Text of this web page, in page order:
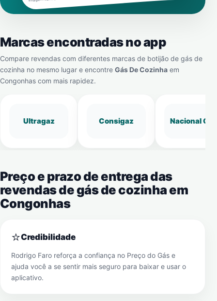
Marcas encontradas no app
Compare revendas com diferentes marcas de botijão de gás de
cozinha no mesmo lugar e encontre Gás De Cozinha em
Congonhas com mais rapidez.
Ultragaz Consigaz Nacional Gás
Preço e prazo de entrega das
revendas de gás de cozinha em
Congonhas
⭐Credibilidade
Rodrigo Faro reforça a confiança no Preço do Gás e
ajuda você a se sentir mais seguro para baixar e usar o
aplicativo.